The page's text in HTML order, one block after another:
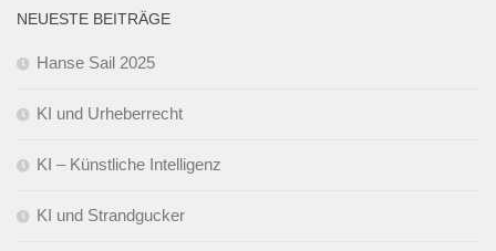
NEUESTE BEITRÄGE
Hanse Sail 2025
KI und Urheberrecht
KI – Künstliche Intelligenz
KI und Strandgucker